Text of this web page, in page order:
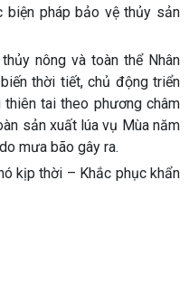
biện pháp bảo vệ thủy sản
nông và toàn thể Nhân
thời tiết, chủ động triển
thiên tai theo phương châm
sản xuất lúa vụ Mùa năm
mưa bão gây ra.
kịp thời – Khắc phục khẩn